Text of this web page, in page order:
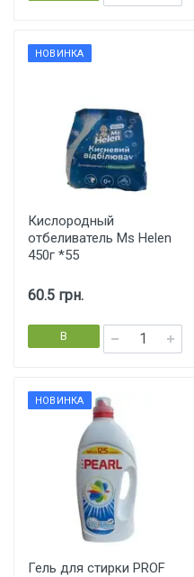
корзину
НОВИНКА
Кислородный
отбеливатель Ms Helen
450г *55
60.5 грн.
В
корзину
НОВИНКА
Гель для стирки PROF